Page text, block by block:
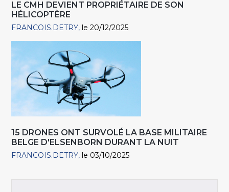
LE CMH DEVIENT PROPRIÉTAIRE DE SON
HÉLICOPTÈRE
FRANCOIS.DETRY le 20/12/2025
15 DRONES ONT SURVOLÉ LA BASE MILITAIRE
BELGE D'ELSENBORN DURANT LA NUIT
FRANCOIS.DETRY le 03/10/2025